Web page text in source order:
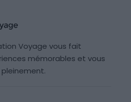
Voyage vous fait
mémorables et vous